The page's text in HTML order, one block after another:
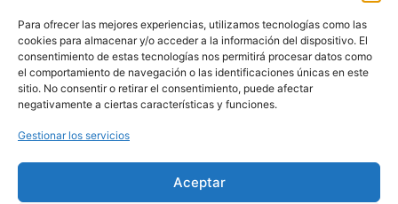
Para ofrecer las mejores experiencias, utilizamos tecnologías como las
cookies para almacenar y/o acceder a la información del dispositivo. El
consentimiento de estas tecnologías nos permitirá procesar datos como
el comportamiento de navegación o las identificaciones únicas en este
sitio. No consentir o retirar el consentimiento, puede afectar
negativamente a ciertas características y funciones.
Gestionar los servicios
Aceptar
Haz clic en «Estoy de acuerdo» para
activar Youtube
POLÍTICA DE COOKIES